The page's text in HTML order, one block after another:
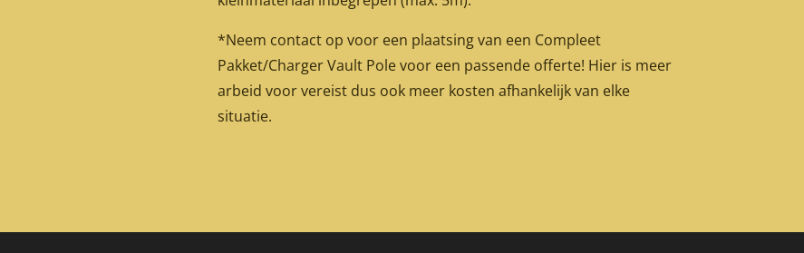
*Neem contact op voor een plaatsing van een Compleet
Pakket/Charger Vault Pole voor een passende offerte! Hier is meer
arbeid voor vereist dus ook meer kosten afhankelijk van elke
situatie.